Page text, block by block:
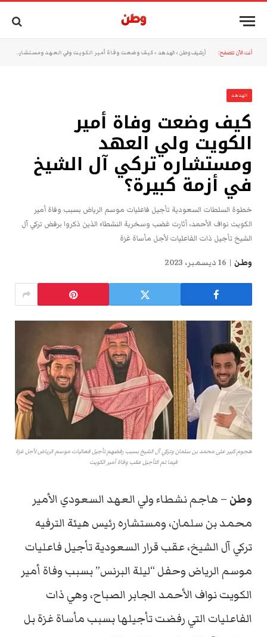
أنت الآن تتصفح: أرشيف وطن »الهدهد »كيف وضعت وفاة أمير الكويت ولي العهد ومستشاره تركي آل الشيخ في أزمة كبيرة؟
الهدهد
كيف وضعت وفاة أمير
الكويت ولي العهد
ومستشاره تركي آل الشيخ
في أزمة كبيرة؟
خطوة السلطات السعودية تأجيل فاعليات موسم الرياض بسبب وفاة أمير
الكويت نواف الأحمد، أثارت غضب وسخرية النشطاء الذين ذكروا برفض تركي آل
الشيخ تأجيل ذات الفاعليات لأجل مأساة غزة
وطن 16 ديسمبر، 2023
هجوم كبير على محمد بن سلمان وتركي آل الشيخ بسبب رفضهم تأجيل فعاليات موسم الرياض لأجل غزة
فيما تم التأجيل عقب وفاة أمير الكويت
وطن – هاجم نشطاء ولي العهد السعودي الأمير
محمد بن سلمان، ومستشاره رئيس هيئة الترفيه
تركي آل الشيخ، عقب قرار السعودية تأجيل فاعليات
موسم الرياض وحفل “ليلة البرنس” بسبب وفاة أمير
الكويت نواف الأحمد الجابر الصباح، وهي ذات
الفاعليات التي رفضت تأجيلها بسبب مأساة غزة بل